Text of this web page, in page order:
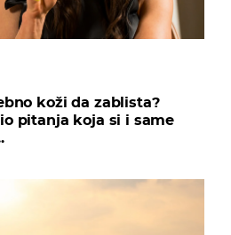
koži da zablista?
pitanja koja si i same